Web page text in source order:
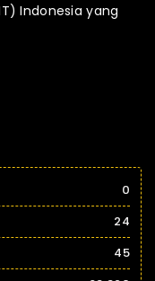
Indonesia yang
0
24
45